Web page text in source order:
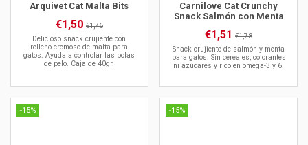
Arquivet Cat Malta Bits
€1,50 €1,76
Delicioso snack crujiente con
relleno cremoso de malta para
gatos. Ayuda a controlar las bolas
de pelo. Caja de 40gr.
Carnilove Cat Crunchy
Snack Salmón con Menta
€1,51€1,78
Snack crujiente de salmón y menta
para gatos. Sin cereales, colorantes
ni azúcares y rico en omega-3 y 6.
-15% -15%